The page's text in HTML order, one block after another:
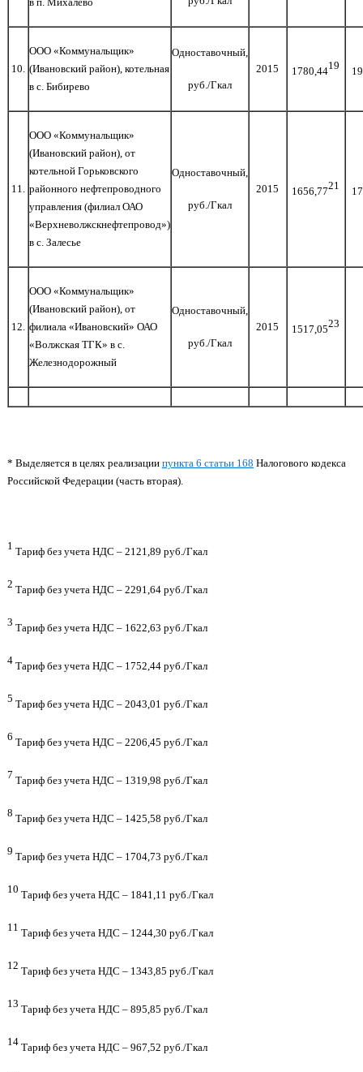
1 0
ООО «Коммунальщик»
(Ивановский район), котельная
в с. Бибирево
Одноставочный,
руб./Гкал
2015 1780,4419
1 1
ООО «Коммунальщик»
(Ивановский район), от
котельной Горьковского
районного нефтепроводного
управления (филиал ОАО
«Верхневолжскнефтепровод»)
в с. Залесье
Одноставочный,
руб./Гкал
2015 1656,7721
1 2
ООО «Коммунальщик»
(Ивановский район), от
филиала «Ивановский» ОАО
«Волжская ТГК» в с.
Железнодорожный
Одноставочный,
руб./Гкал
2015 1517,0523
* Выделяется в целях реализации пункта 6 статьи 168 Налогового кодекса
Российской Федерации (часть вторая).
1 Тариф без учета НДС – 2121,89 руб./Гкал
2 Тариф без учета НДС – 2291,64 руб./Гкал
3 Тариф без учета НДС – 1622,63 руб./Гкал
4Тариф без учета НДС – 1752,44 руб./Гкал
5 Тариф без учета НДС – 2043,01 руб./Гкал
6 Тариф без учета НДС – 2206,45 руб./Гкал
7 Тариф без учета НДС – 1319,98 руб./Гкал
8 Тариф без учета НДС – 1425,58 руб./Гкал
9 Тариф без учета НДС – 1704,73 руб./Гкал
10 Тариф без учета НДС – 1841,11 руб./Гкал
11 Тариф без учета НДС – 1244,30 руб./Гкал
12 Тариф без учета НДС – 1343,85 руб./Гкал
13 Тариф без учета НДС – 895,85 руб./Гкал
14Тариф без учета НДС – 967,52 руб./Гкал